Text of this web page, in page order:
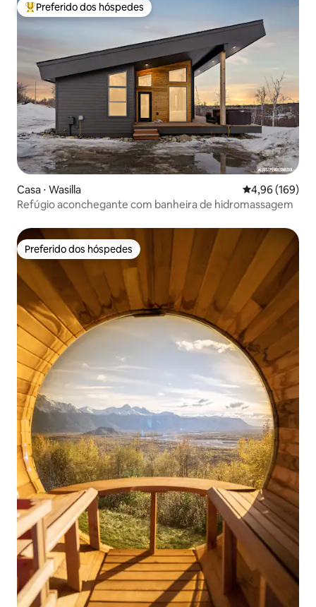
Entre os melhores preferidos dos hóspedes
Preferido dos hóspedes
Casa ⋅ Wasilla 4,96 de uma
4,96 (169)
Refúgio aconchegante com banheira de hidromassagem
Preferido dos hóspedes
Preferido dos hóspedes